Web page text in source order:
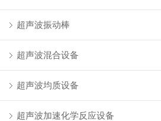
超声波振动棒
超声波混合设备
超声波均质设备
超声波加速化学反应设备